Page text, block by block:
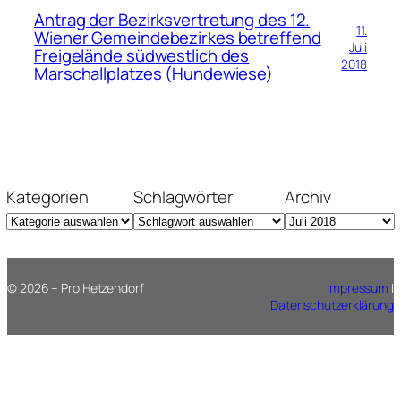
Antrag der Bezirksvertretung des 12.
Wiener Gemeindebezirkes betreffend
Freigelände südwestlich des
Marschallplatzes (Hundewiese)
11.
Juli
2018
Kategorien Schlagwörter Archiv
© 2026 – Pro Hetzendorf Impressum |
Datenschutzerklärung